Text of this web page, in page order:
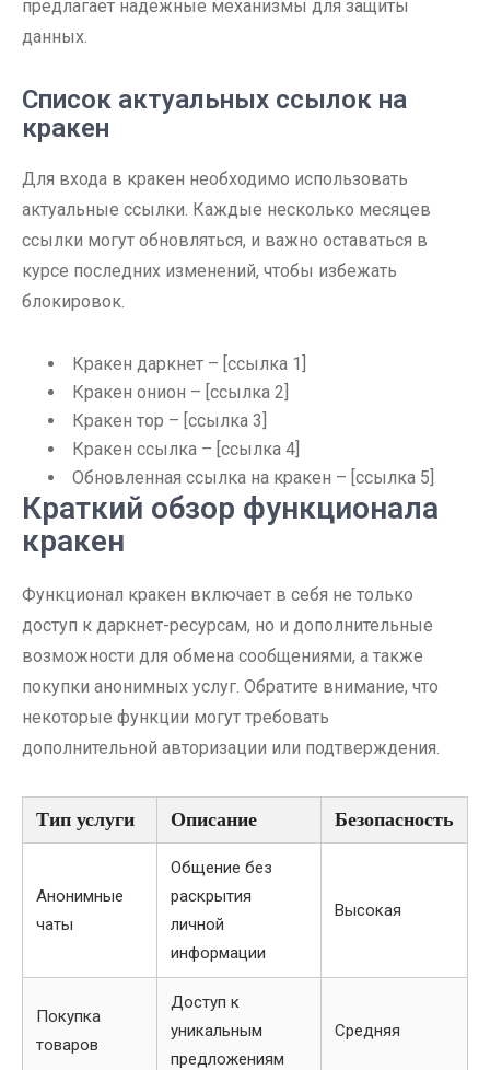
предлагает надежные механизмы для защиты
данных.
Список актуальных ссылок на
кракен
Для входа в кракен необходимо использовать
актуальные ссылки. Каждые несколько месяцев
ссылки могут обновляться, и важно оставаться в
курсе последних изменений, чтобы избежать
блокировок.
Кракен даркнет – [ссылка 1]
Кракен онион – [ссылка 2]
Кракен тор – [ссылка 3]
Кракен ссылка – [ссылка 4]
Обновленная ссылка на кракен – [ссылка 5]
Краткий обзор функционала
кракен
Функционал кракен включает в себя не только
доступ к даркнет-ресурсам, но и дополнительные
возможности для обмена сообщениями, а также
покупки анонимных услуг. Обратите внимание, что
некоторые функции могут требовать
дополнительной авторизации или подтверждения.
Тип услуги Описание Безопасность
Анонимные
чаты
Общение без
раскрытия
личной
информации
Высокая
Покупка
товаров
Доступ к
уникальным
предложениям
Средняя